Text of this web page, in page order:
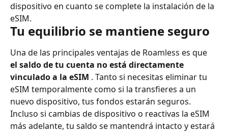
dispositivo en cuanto se complete la instalación de la
eSIM.
Tu equilibrio se mantiene seguro
Una de las principales ventajas de Roamless es que
el saldo de tu cuenta no está directamente
vinculado a la eSIM . Tanto si necesitas eliminar tu
eSIM temporalmente como si la transfieres a un
nuevo dispositivo, tus fondos estarán seguros.
Incluso si cambias de dispositivo o reactivas la eSIM
más adelante, tu saldo se mantendrá intacto y estará